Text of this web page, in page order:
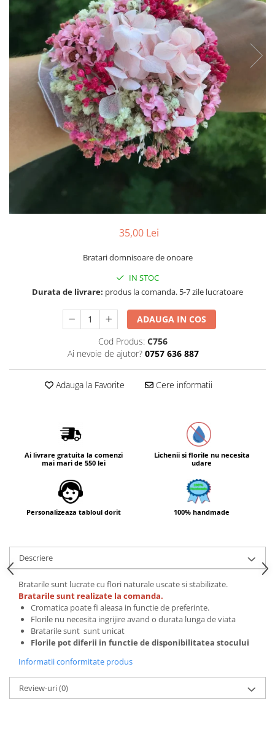
Tablou licheni pentru Barbati
Tablouri 40/30
Tablouri cu licheni pe canvas
Tablouri cu licheni pentru Nasi si
Tablouri fluturi
35,00 Lei
Bratari domnisoare de onoare
IN STOC
Durata de livrare: produs la comanda. 5-7 zile lucratoare
ADAUGA IN COS
Cod Produs: C756
Ai nevoie de ajutor? 0757 636 887
Adauga la Favorite Cere informatii
Ai livrare gratuita la comenzi
mai mari de 550 lei
Lichenii si florile nu necesita
udare
Personalizeaza tabloul dorit 100% handmade
Descriere
Bratarile sunt lucrate cu flori naturale uscate si stabilizate.
Bratarile sunt realizate la comanda.
Cromatica poate fi aleasa in functie de preferinte.
Florile nu necesita ingrijire avand o durata lunga de viata
Bratarile sunt sunt unicat
Florile pot diferii in functie de disponibilitatea stocului
Informatii conformitate produs
Review-uri(0)